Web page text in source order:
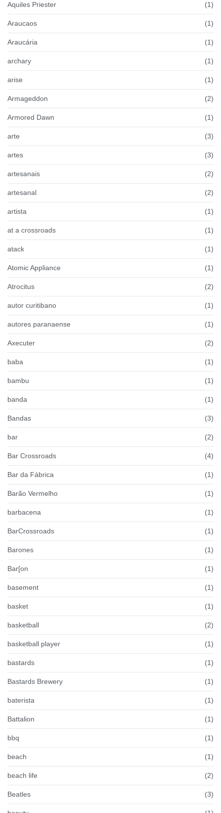
Aquiles Priester (1)
Araucaos (1)
Araucária (1)
archary (1)
arise (1)
Armageddon (2)
Armored Dawn (1)
arte (3)
artes (3)
artesanais (2)
artesanal (2)
artista (1)
at a crossroads (1)
atack (1)
Atomic Appliance (1)
Atrocitus (2)
autor curitibano (1)
autores paranaense (1)
Axecuter (2)
baba (1)
bambu (1)
banda (1)
Bandas (3)
bar (2)
Bar Crossroads (4)
Bar da Fábrica (1)
Barão Vermelho (1)
barbacena (1)
BarCrossroads (1)
Barones (1)
Bar[on (1)
basement (1)
basket (1)
basketball (2)
basketball player (1)
bastards (1)
Bastards Brewery (1)
baterista (1)
Battalion (1)
bbq (1)
beach (1)
beach life (2)
Beatles (3)